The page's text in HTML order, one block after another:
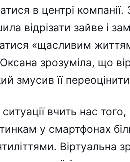
в центрі
відрізати зайве і
«щасливим
зрозуміла, що
змусив її
ситуації вчить нас
у смартфонах
Віртуальна